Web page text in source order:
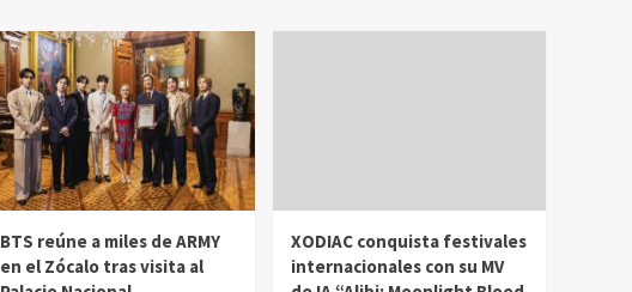
BTS reúne a miles de ARMY
en el Zócalo tras visita al
XODIAC conquista festivales
internacionales con su MV